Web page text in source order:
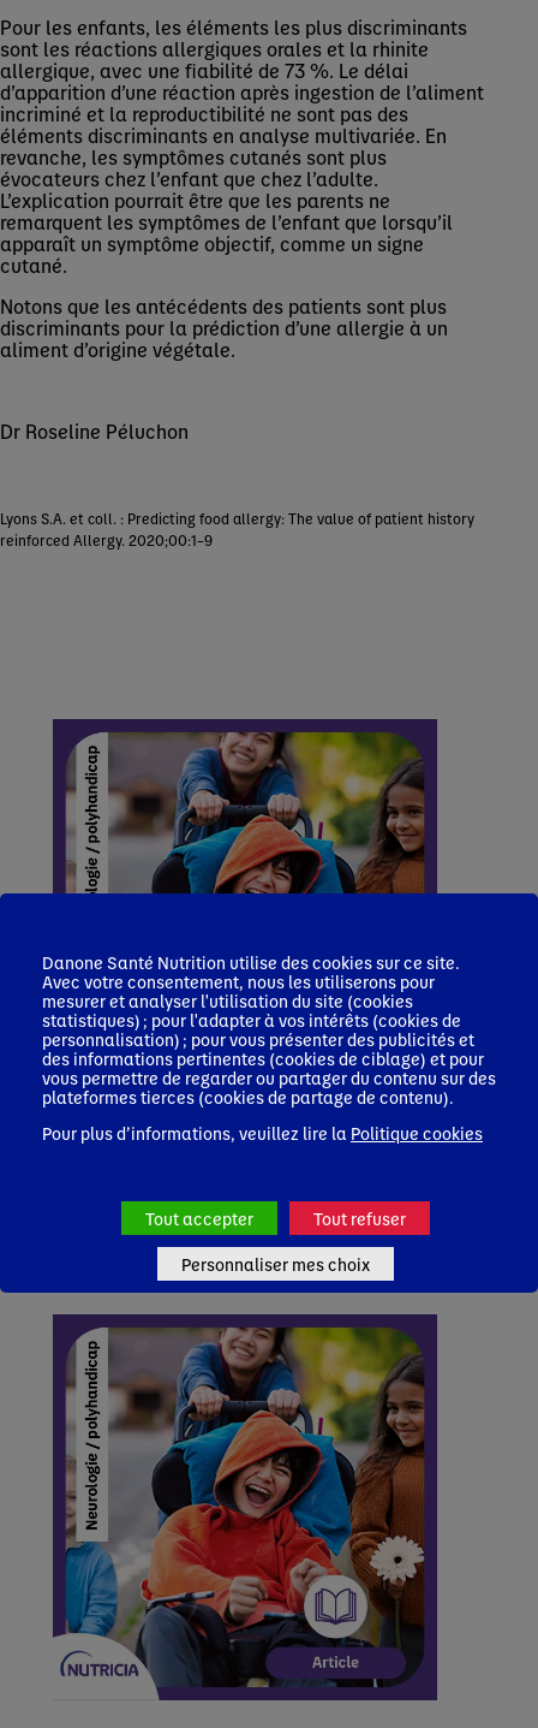
Pour les enfants, les éléments les plus discriminants
sont les réactions allergiques orales et la rhinite
allergique, avec une fiabilité de 73 %. Le délai
d’apparition d’une réaction après ingestion de l’aliment
incriminé et la reproductibilité ne sont pas des
éléments discriminants en analyse multivariée. En
revanche, les symptômes cutanés sont plus
évocateurs chez l’enfant que chez l’adulte.
L’explication pourrait être que les parents ne
remarquent les symptômes de l’enfant que lorsqu’il
apparaît un symptôme objectif, comme un signe
cutané.
Notons que les antécédents des patients sont plus
discriminants pour la prédiction d’une allergie à un
aliment d’origine végétale.
Dr Roseline Péluchon
Lyons S.A. et coll. : Predicting food allergy: The value of patient history
reinforced Allergy. 2020;00:1–9
Gastroentérologue Médecin Généraliste
Neurologue
Pédiatre Oncologue
Danone Santé Nutrition utilise des cookies sur ce site.
Avec votre consentement, nous les utiliserons pour
mesurer et analyser l'utilisation du site (cookies
statistiques) ; pour l'adapter à vos intérêts (cookies de
personnalisation) ; pour vous présenter des publicités et
des informations pertinentes (cookies de ciblage) et pour
vous permettre de regarder ou partager du contenu sur des
plateformes tierces (cookies de partage de contenu).
Pour plus d’informations, veuillez lire la Politique cookies
Tout accepter Tout refuser
Personnaliser mes choix